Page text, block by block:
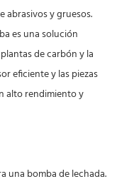
abrasivos y gruesos.
es una solución
de carbón y la
eficiente y las piezas
alto rendimiento y
una bomba de lechada.